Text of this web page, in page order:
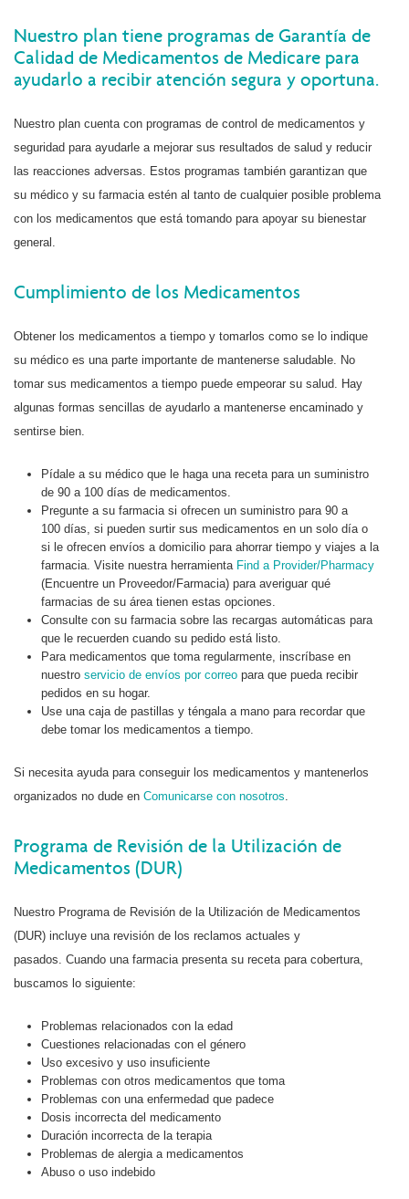
Nuestro plan tiene programas de Garantía de
Calidad de Medicamentos de Medicare para
ayudarlo a recibir atención segura y oportuna.
Nuestro plan cuenta con programas de control de medicamentos y
seguridad para ayudarle a mejorar sus resultados de salud y reducir
las reacciones adversas. Estos programas también garantizan que
su médico y su farmacia estén al tanto de cualquier posible problema
con los medicamentos que está tomando para apoyar su bienestar
general.
Cumplimiento de los Medicamentos
Obtener los medicamentos a tiempo y tomarlos como se lo indique
su médico es una parte importante de mantenerse saludable. No
tomar sus medicamentos a tiempo puede empeorar su salud. Hay
algunas formas sencillas de ayudarlo a mantenerse encaminado y
sentirse bien.
Pídale a su médico que le haga una receta para un suministro
de 90 a 100 días de medicamentos.
Pregunte a su farmacia si ofrecen un suministro para 90 a
100 días, si pueden surtir sus medicamentos en un solo día o
si le ofrecen envíos a domicilio para ahorrar tiempo y viajes a la
farmacia. Visite nuestra herramienta Find a Provider/Pharmacy
(Encuentre un Proveedor/Farmacia) para averiguar qué
farmacias de su área tienen estas opciones.
Consulte con su farmacia sobre las recargas automáticas para
que le recuerden cuando su pedido está listo.
Para medicamentos que toma regularmente, inscríbase en
nuestroservicio de envíos por correo para que pueda recibir
pedidos en su hogar.
Use una caja de pastillas y téngala a mano para recordar que
debe tomar los medicamentos a tiempo.
Si necesita ayuda para conseguir los medicamentos y mantenerlos
organizados no dude en Comunicarse con nosotros
Programa de Revisión de la Utilización de
Medicamentos (DUR)
Nuestro Programa de Revisión de la Utilización de Medicamentos
(DUR) incluye una revisión de los reclamos actuales y
pasados. Cuando una farmacia presenta su receta para cobertura,
buscamos lo siguiente:
Problemas relacionados con la edad
Cuestiones relacionadas con el género
Uso excesivo y uso insuficiente
Problemas con otros medicamentos que toma
Problemas con una enfermedad que padece
Dosis incorrecta del medicamento
Duración incorrecta de la terapia
Problemas de alergia a medicamentos
Abuso o uso indebido